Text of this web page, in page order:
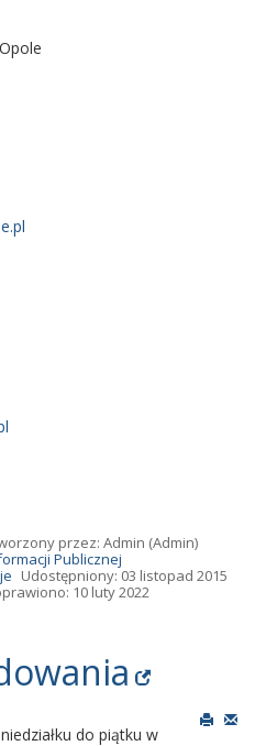
przez: Admin (Admin)
Publicznej
Udostępniony: 03 listopad 2015
10 luty 2022
do piątku w